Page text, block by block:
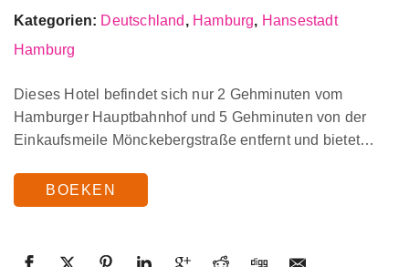
Kategorien: Deutschland , Hamburg, Hansestadt
Hamburg
Dieses Hotel befindet sich nur 2 Gehminuten vom
Hamburger Hauptbahnhof und 5 Gehminuten von der
Einkaufsmeile Mönckebergstraße entfernt und bietet…
BOEKEN